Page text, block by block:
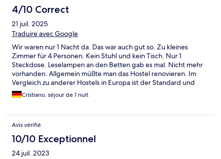
4/10 Correct
21 juil. 2025
Traduire avec Google
Wir waren nur 1 Nacht da. Das war auch gut so. Zu kleines
Zimmer für 4 Personen. Kein Stuhl und kein Tisch. Nur 1
Steckdose. Leselampen an den Betten gab es mal. Nicht mehr
vorhanden. Allgemein müßte man das Hostel renovieren. Im
Vergleich zu anderer Hostels in Europa ist der Standard und
Comfort schlecht. Frühstück war für einmal OK. Aber zu wenig
Auswahl. Personal war sehr nett und hilfsbereit. Küchenpersonal
vielen Gästen auf einmal fehlte dann das Essen.
Cristiano, séjour de 1 nuit
Avis vérifié
10/10 Exceptionnel
24 juil. 2023